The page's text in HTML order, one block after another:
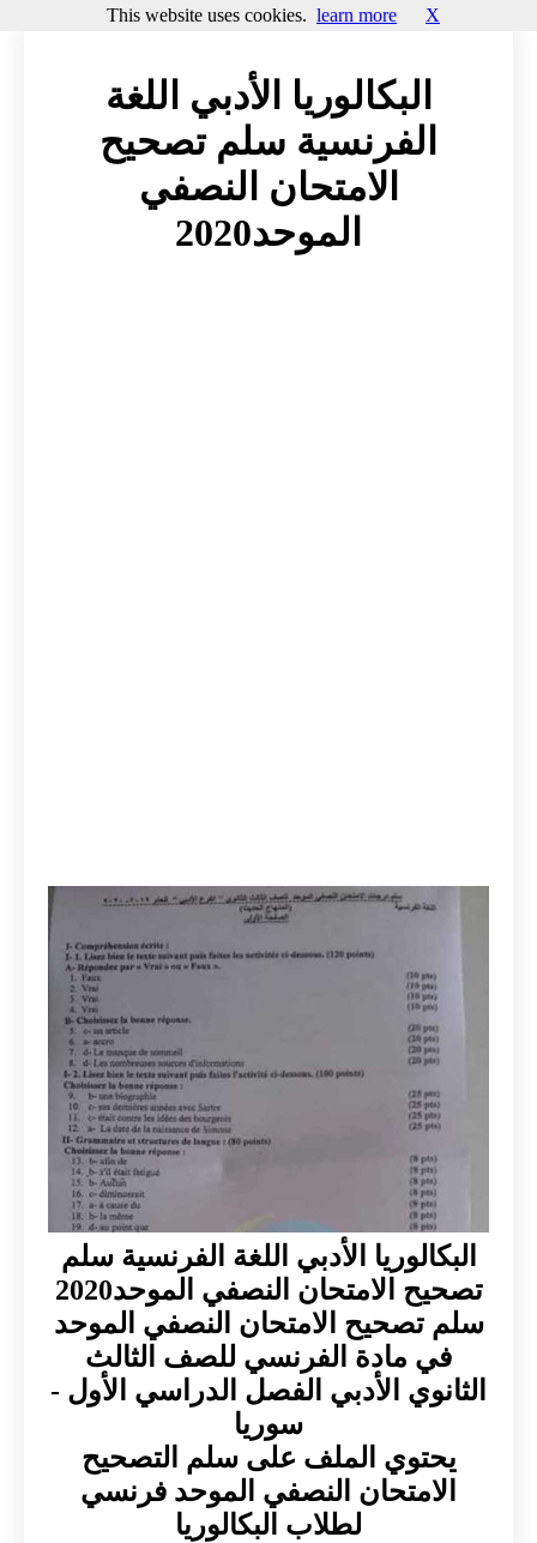
البكالوريا الأدبي اللغة
الفرنسية سلم تصحيح
الامتحان النصفي
الموحد2020
البكالوريا الأدبي اللغة الفرنسية سلم
تصحيح الامتحان النصفي الموحد2020
سلم تصحيح الامتحان النصفي الموحد
في مادة الفرنسي للصف الثالث
الثانوي الأدبي الفصل الدراسي الأول -
سوريا
يحتوي الملف على سلم التصحيح
الامتحان النصفي الموحد فرنسي
لطلاب البكالوريا
This website uses cookies. learn more X